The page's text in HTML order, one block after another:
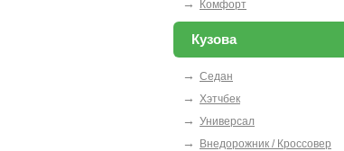
→ Комфорт
Кузова
→ Седан
→ Хэтчбек
→ Универсал
→ Внедорожник / Кроссовер